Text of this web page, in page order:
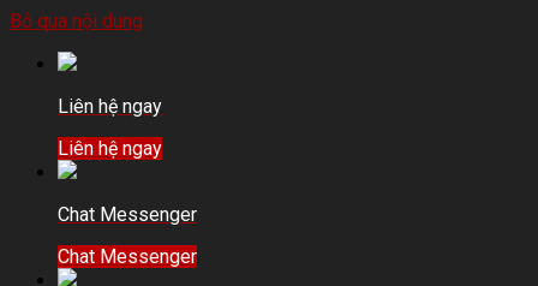
Bỏ qua nội dung
Liên hệ ngay
Liên hệ ngay
Chat Messenger
Chat Messenger